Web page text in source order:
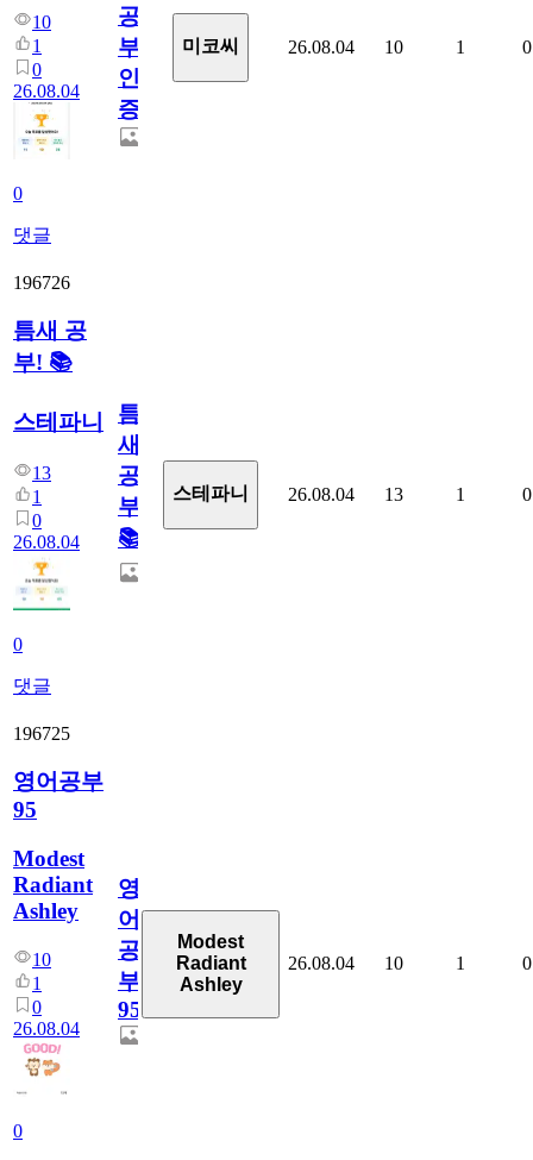
10
1
0
26.08.04
0
댓글
공
부
인
증
미코씨 26.08.04 10 1 0
196726
틈새 공
부! 📚
스테파니
13
1
0
26.08.04
0
댓글
틈
새
공
부!
📚
스테파니 26.08.04 13 1 0
196725
영어공부
95
Modest
Radiant
Ashley
10
1
0
26.08.04
0
영
어
공
부
95
Modest
Radiant
Ashley
26.08.04 10 1 0